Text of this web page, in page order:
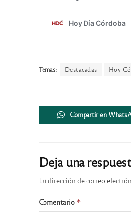
Temas: Destacadas Hoy
Compartir en
Deja una
Tu dirección de correo
Comentario *